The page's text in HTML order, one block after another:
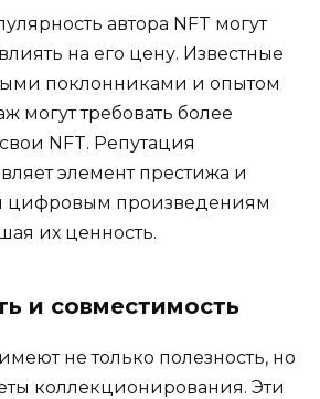
автора NFT могут
на его цену. Известные
поклонниками и опытом
могут требовать более
NFT. Репутация
элемент престижа и
цифровым произведениям
их ценность.
и совместимость
не только полезность, но
коллекционирования. Эти